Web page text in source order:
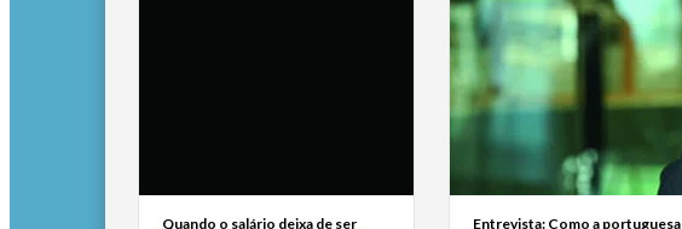
Quando o salário deixa de ser
Entrevista: Como a portuguesa